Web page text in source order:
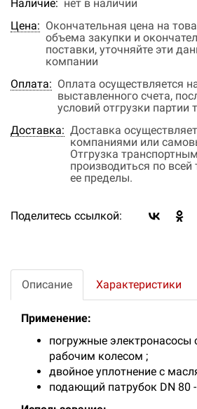
Наличие: нет в наличии
Цена: Окончательная цена на
объема закупки и
поставки, уточняйте эти
компании
Оплата: Оплата осуществляется
выставленного счета,
условий отгрузки партии
Доставка: Доставка
компаниями или
Отгрузка
производиться по
ее пределы.
Поделитесь ссылкой:
Описание Характеристики
Применение:
погружные электронасосы
рабочим колесом ;
двойное уплотнение с
подающий патрубок DN 80